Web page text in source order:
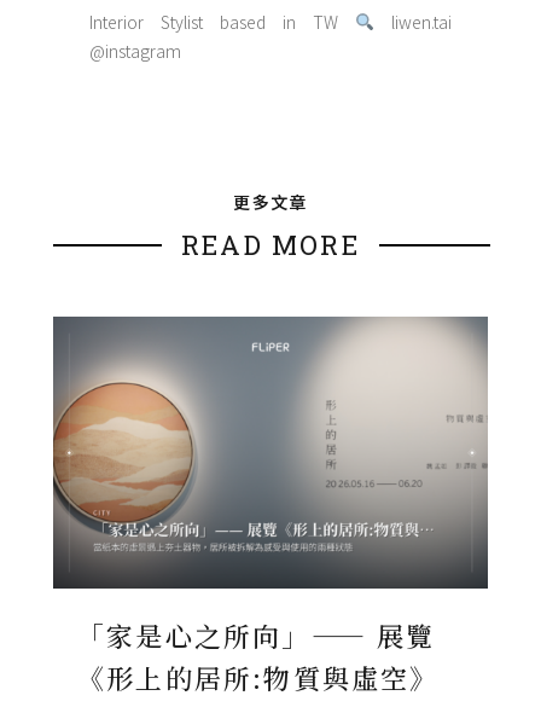
Interior Stylist based in TW
liwen.tai
@instagram
更多文章
READ MORE
「家是心之所向」—— 展覽
《形上的居所:物質與虛空》